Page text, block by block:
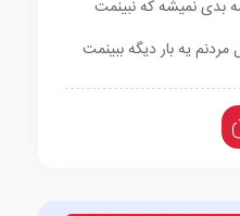
بدی نمیشه که نبینمت
یه بار دیگه ببینمت